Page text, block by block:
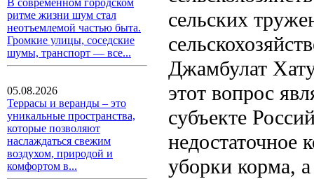
В современном городском
ритме жизни шум стал
неотъемлемой частью быта.
Громкие улицы, соседские
шумы, транспорт — все...
05.08.2026
Террасы и веранды – это
уникальные пространства,
которые позволяют
наслаждаться свежим
воздухом, природой и
комфортом в...
сельских
Джамбулат
этот вопрос
субъекте
недостаточное
уборки корма,